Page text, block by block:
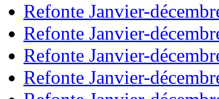
Refonte Janvier-
Refonte Janvier-
Refonte Janvier-
Refonte Janvier-